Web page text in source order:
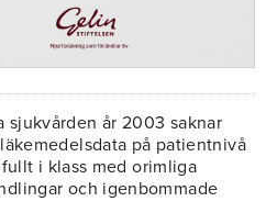
år 2003 saknar
på patientnivå
i klass med orimliga
och igenbommade